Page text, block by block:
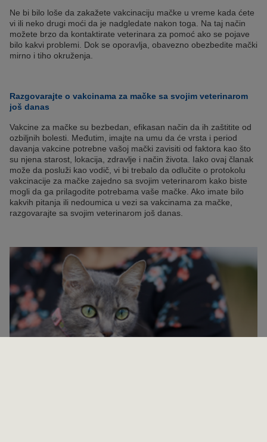
Ne bi bilo loše da zakažete vakcinaciju mačke u vreme kada ćete
vi ili neko drugi moći da je nadgledate nakon toga. Na taj način
možete brzo da kontaktirate veterinara za pomoć ako se pojave
bilo kakvi problemi. Dok se oporavlja, obavezno obezbedite mački
mirno i tiho okruženja.
Razgovarajte o vakcinama za mačke sa svojim veterinarom
još danas
Vakcine za mačke su bezbedan, efikasan način da ih zaštitite od
ozbiljnih bolesti. Međutim, imajte na umu da će vrsta i period
davanja vakcine potrebne vašoj mački zavisiti od faktora kao što
su njena starost, lokacija, zdravlje i način života. Iako ovaj članak
može da posluži kao vodič, vi bi trebalo da odlučite o protokolu
vakcinacije za mačke zajedno sa svojim veterinarom kako biste
mogli da ga prilagodite potrebama vaše mačke. Ako imate bilo
kakvih pitanja ili nedoumica u vezi sa vakcinama za mačke,
razgovarajte sa svojim veterinarom još danas.